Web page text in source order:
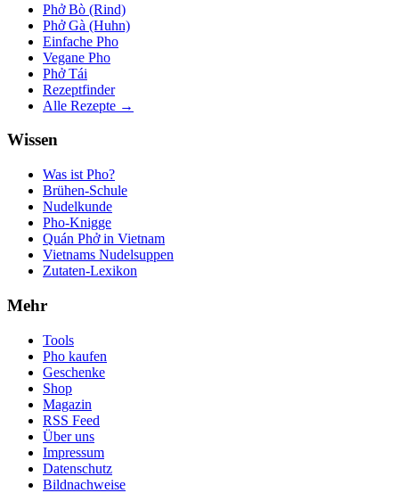
Phở Bò (Rind)
Phở Gà (Huhn)
Einfache Pho
Vegane Pho
Phở Tái
Rezeptfinder
Alle Rezepte →
Wissen
Was ist Pho?
Brühen-Schule
Nudelkunde
Pho-Knigge
Quán Phở in Vietnam
Vietnams Nudelsuppen
Zutaten-Lexikon
Mehr
Tools
Pho kaufen
Geschenke
Shop
Magazin
RSS Feed
Über uns
Impressum
Datenschutz
Bildnachweise